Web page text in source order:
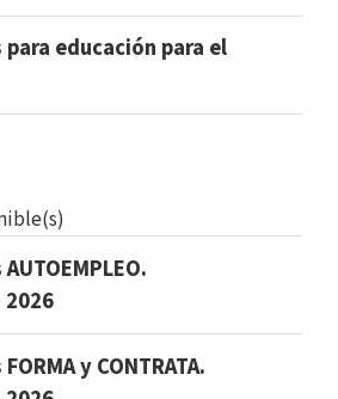
educación para el
y CONTRATA.